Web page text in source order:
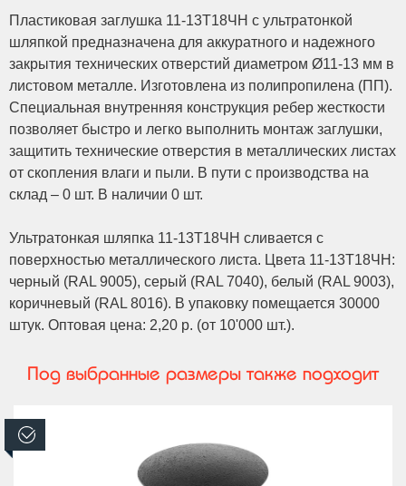
Пластиковая заглушка 11-13Т18ЧН с ультратонкой
шляпкой предназначена для аккуратного и надежного
закрытия технических отверстий диаметром Ø11-13 мм в
листовом металле. Изготовлена из полипропилена (ПП).
Специальная внутренняя конструкция ребер жесткости
позволяет быстро и легко выполнить монтаж заглушки,
защитить технические отверстия в металлических листах
от скопления влаги и пыли. В пути с производства на
склад – 0 шт. В наличии 0 шт.
Ультратонкая шляпка 11-13Т18ЧН сливается с
поверхностью металлического листа. Цвета 11-13Т18ЧН:
черный (RAL 9005), серый (RAL 7040), белый (RAL 9003),
коричневый (RAL 8016). В упаковку помещается 30000
штук. Оптовая цена: 2,20 р. (от 10'000 шт.).
Под выбранные размеры также подходит